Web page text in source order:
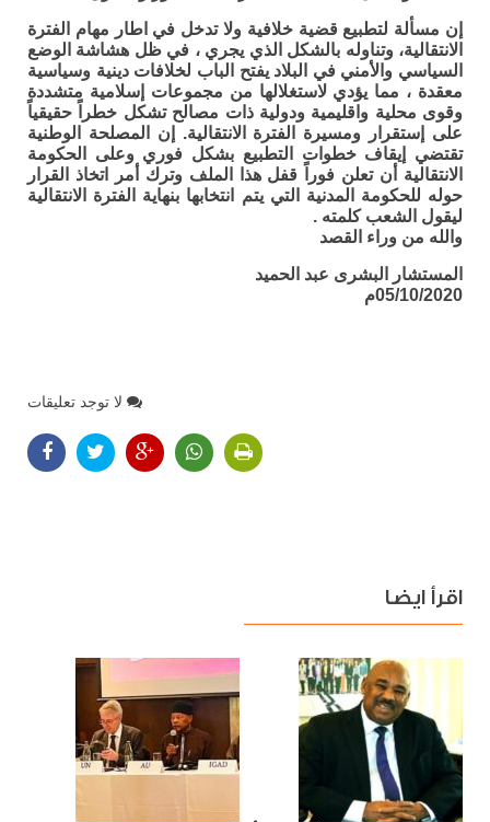
إن مسألة لتطبيع قضية خلافية ولا تدخل في اطار مهام الفترة
الانتقالية، وتناوله بالشكل الذي يجري ، في ظل هشاشة الوضع
السياسي والأمني في البلاد يفتح الباب لخلافات دينية وسياسية
معقدة ، مما يؤدي لاستغلالها من مجموعات إسلامية متشددة
وقوى محلية واقليمية ودولية ذات مصالح تشكل خطراً حقيقياً
على إستقرار ومسيرة الفترة الانتقالية. إن المصلحة الوطنية
تقتضي إيقاف خطوات التطبيع بشكل فوري وعلى الحكومة
الانتقالية أن تعلن فوراً قفل هذا الملف وترك أمر اتخاذ القرار
حوله للحكومة المدنية التي يتم انتخابها بنهاية الفترة الانتقالية
ليقول الشعب كلمته .
والله من وراء القصد
المستشار البشرى عبد الحميد
05/10/2020م
لا توجد تعليقات
اقرأ ايضا